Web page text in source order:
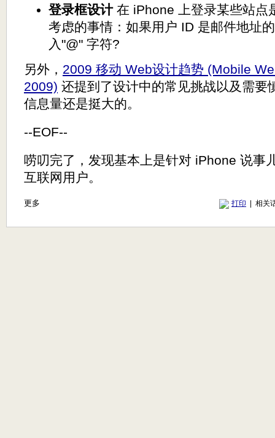
登录框设计在 iPhone 上登录某些站点
考虑的事情：如果用户 ID 是邮件地址
入"@" 字符?
另外， 2009 移动 Web设计趋势 (Mobile
2009) 还提到了设计中的常见挑战以及需要
信息量还是挺大的。
--EOF--
唠叨完了，发现基本上是针对 iPhone 说事
互联网用户。
更多 打印 | 相关